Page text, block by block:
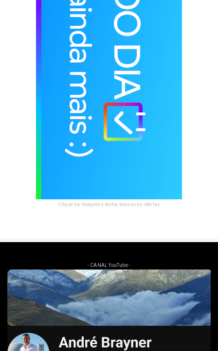
Clique na imagem e tenha acesso as ofertas
- CANAL YouTube -